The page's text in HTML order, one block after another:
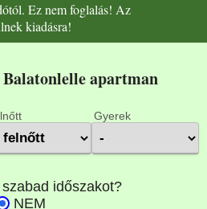
Ez nem foglalás! Az
kiadásra!
apartman
Gyerek